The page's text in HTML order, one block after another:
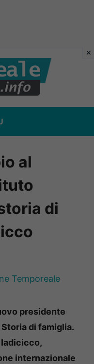
al
di
Temporeale
presidente
di famiglia.
internazionale